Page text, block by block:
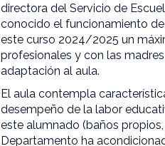
directora del Servicio de
conocido el funcionamiento
este curso 2024/2025 un
profesionales y con las
adaptación al aula.
El aula contempla
desempeño de la labor
este alumnado (baños
Departamento ha